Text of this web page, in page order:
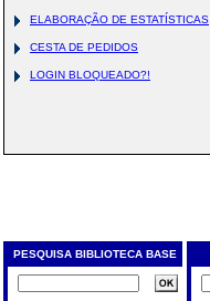
ELABORAÇÃO DE ESTATÍSTICAS
CESTA DE PEDIDOS
LOGIN BLOQUEADO?!
PESQUISA BIBLIOTECA BASE